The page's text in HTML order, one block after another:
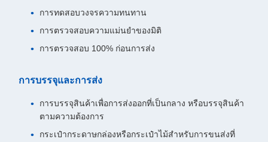
การทดสอบวงจรความทนทาน
การตรวจสอบความแม่นยําของมิติ
การตรวจสอบ 100% ก่อนการส่ง
การบรรจุและการส่ง
การบรรจุสินค้าเพื่อการส่งออกที่เป็นกลาง หรือบรรจุสินค้า
ตามความต้องการ
กระเป๋ากระดาษกล่องหรือกระเป๋าไม้สําหรับการขนส่งที่